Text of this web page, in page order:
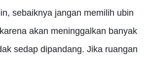
sebaiknya jangan memilih ubin
akan meninggalkan banyak
sedap dipandang. Jika ruangan